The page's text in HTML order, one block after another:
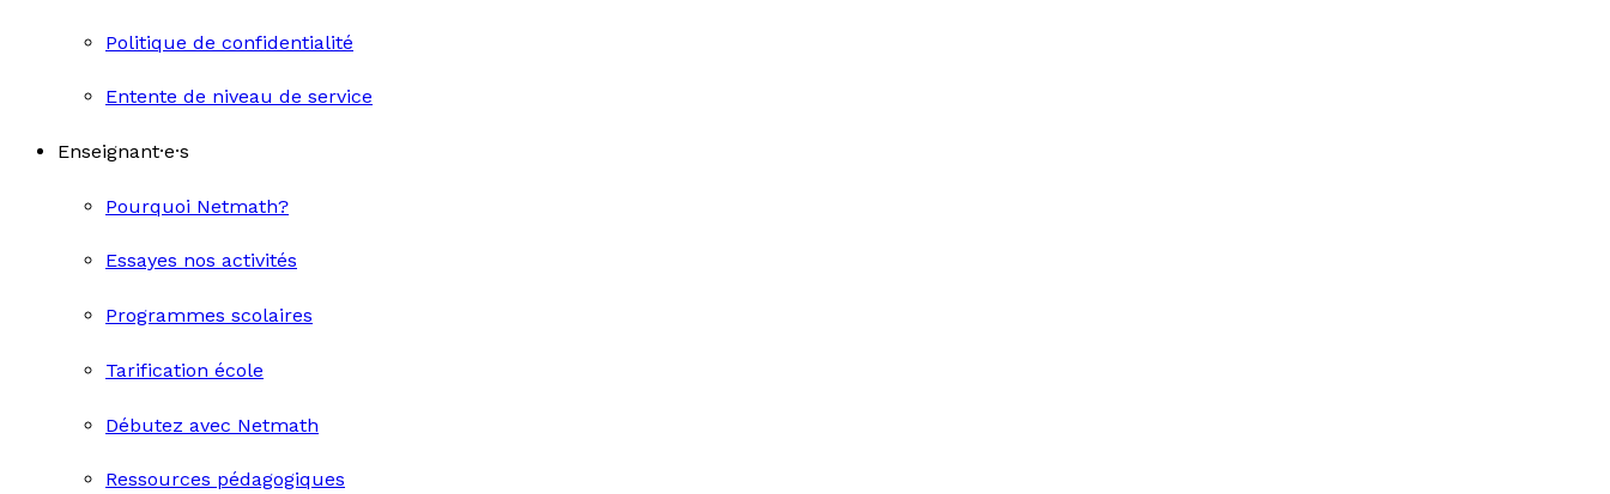
Politique de confidentialité
Entente de niveau de service
Enseignant·e·s
Pourquoi Netmath?
Essayes nos activités
Programmes scolaires
Tarification école
Débutez avec Netmath
Ressources pédagogiques